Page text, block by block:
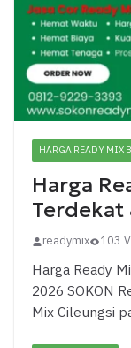
HARGA READY MIX
Harga
Terdekat
readymix 103
Harga Ready
2026 SOKON
Mix Cileungsi